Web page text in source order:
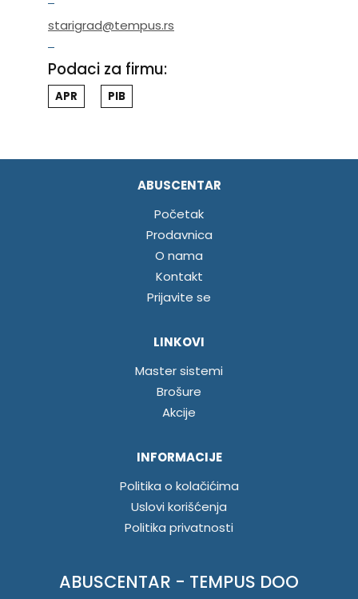
starigrad@tempus.rs
Podaci za firmu:
APR PIB
ABUSCENTAR
Početak
Prodavnica
O nama
Kontakt
Prijavite se
LINKOVI
Master sistemi
Brošure
Akcije
INFORMACIJE
Politika o kolačićima
Uslovi korišćenja
Politika privatnosti
ABUSCENTAR - TEMPUS DOO